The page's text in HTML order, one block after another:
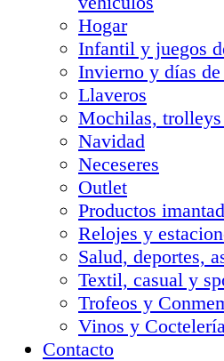
Hogar
Infantil y juegos
Invierno y días
Llaveros
Mochilas,
Navidad
Neceseres
Outlet
Productos
Relojes y
Salud, deportes,
Textil, casual y
Trofeos y
Vinos y
Contacto